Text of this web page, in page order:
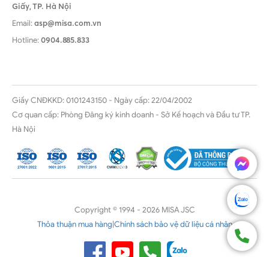
Giấy,TP. Hà Nội
Email:asp@misa.com.vn
Hotline:0904.885.833
Giấy CNĐKKD: 0101243150 - Ngày cấp: 22/04/2002
Cơ quan cấp: Phòng Đăng ký kinh doanh - Sở Kế hoạch và Đầu tư TP.
Hà Nội
Copyright © 1994 - 2026 MISA JSC
Thỏa thuận mua hàng|Chính sách bảo vệ dữ liệu cá nhân